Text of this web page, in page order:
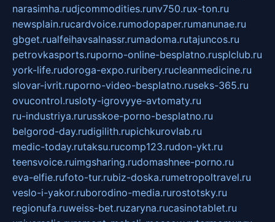
narasimha.rudjcommodities.runv750.rux-ton.ru
newsplain.rucardvoice.rumodopaper.rumanunae.ru
gbget.rualfeihavsalnassr.rumadoma.rutajuncos.ru
petrovkasports.ruporno-online-besplatno.rusplclub.ru
york-life.rudoroga-expo.ruribery.rucleanmedicine.ru
slovar-ivrit.ruporno-video-besplatno.ruseks-365.ru
ovucontrol.rusloty-igrovyye-avtomaty.ru
ru-industriya.rurusskoe-porno-besplatno.ru
belgorod-day.rudigilith.rupichkurovlab.ru
medic-today.rutaksu.rucomp123.rudon-ykt.ru
teensvoice.ruimgsharing.rudomashnee-porno.ru
eva-elfie.rufoto-tur.rubiz-doska.rumetropoltravel.ru
veslo-i-yakor.ruborodino-media.rurostotsky.ru
regionufa.ruweiss-bet.ruzaryna.rucasinotablet.ru